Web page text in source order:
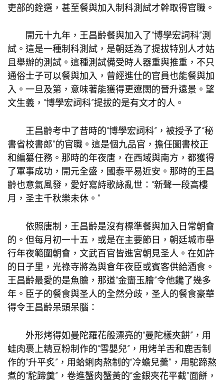
吏部的銓選，甚至餐與加入制科測試才幹取得官職。
開元十九年，王昌齡餐與加入了“博學宏詞科”測
試。這是一種制科測試，是朝廷為了提拔特別人才姑
且舉辦的測試。這種測試備受時人器重與推重，不只
通俗士子可以餐與加入，曾經進仕的官員也能餐與加
入。一旦及第，意味著能獲得更遼闊的晉升遠景。望
文生義，“博學宏詞科”提拔的是有文才的人。
王昌齡考中了昔時的“博學宏詞科”，被授予了“秘
書省校書郎”的官職。這是個九品官，擔任圖書校正
和編纂任務。那時的年夜唐，在西域與南方，都獲得
了軍事成功，開元全盛，國泰平易近安。那時的王昌
齡也意氣風發，愛好寫詩歌詠亂世：“新聲一段高樓
月，圣主千秋樂未休。”
依照唐制，王昌齡是沒有標準餐與加入日常朝會
的。但每月初一十五，或是在主要節日，朝廷城市舉
行年夜範圍朝會，文武百官皆進宮朝見圣人。在如許
的日子里，光祿寺將為與會年夜臣或賓客供給酒食。
王昌齡最愛的是魚膾，那道“金齏玉膾”令他饞了幾多
年。臣子的餐食與圣人的全然分歧，圣人的餐食豪華
得令王昌齡呆頭呆腦：
外形烤得如曼陀羅花般漂亮的“曼陀樣夾餅”，用
蛙肉裹上精豆粉制作的“雪嬰兒”，用烤羊舌和鹿舌制
作的“升平炙”，用蛤蜊肉熬制的“冷蟾兒羹”，用駝蹄熬
煮的“駝蹄羹”，卷進蟹肉蟹黃的“金銀夾花平截”面餅，